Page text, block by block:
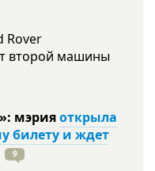
Rover
второй машины
мэрияоткрыла
билету и ждет
9